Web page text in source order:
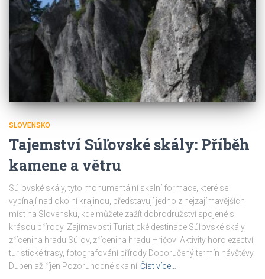
SLOVENSKO
Tajemství Súľovské skály: Příběh
kamene a větru
Súľovské skály, tyto monumentální skalní formace, které se
vypínají nad okolní krajinou, představují jedno z nejzajímavějších
míst na Slovensku, kde můžete zažít dobrodružství spojené s
krásou přírody. Zajímavosti Turistické destinace Súľovské skály,
zřícenina hradu Súľov, zřícenina hradu Hričov Aktivity horolezectví,
turistické trasy, fotografování přírody Doporučený termín návštěvy
Duben až říjen Pozoruhodné skalní Číst více…